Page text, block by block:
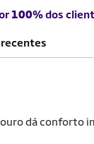
100%dos
dá conforto